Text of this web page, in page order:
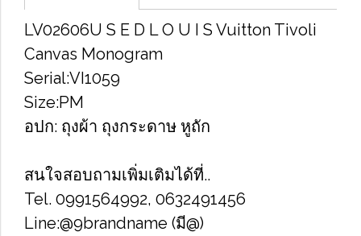
LV02606U​ S​ E​ D L​ O​ U​ I S Vuitton Tivoli
Canvas Monogram
Serial:VI1059
Size​:PM
อปก: ถุง​ผ้า​ ถุงกระดาษ​ หูถัก
สนใจสอบถามเพิ่มเติมได้ที่..
Tel. 0991564992, 0632491456
Line:@9brandname (มี@)